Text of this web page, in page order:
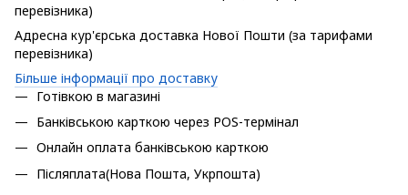
перевізника)
Адресна кур'єрська доставка Нової Пошти (за тарифами
перевізника)
Більше інформації про доставку
Готівкою в магазині
Банківською карткою через POS-термінал
Онлайн оплата банківською карткою
Післяплата(Нова Пошта, Укрпошта)